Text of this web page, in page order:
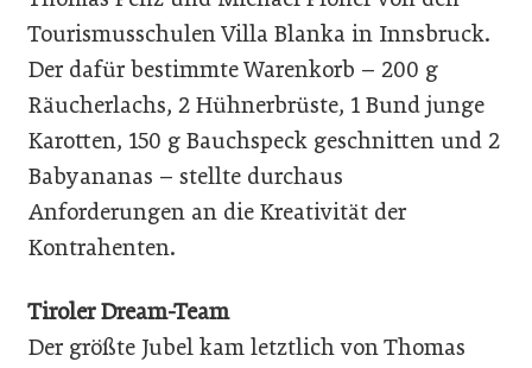
Tourismusschulen Villa Blanka in Innsbruck.
Der dafür bestimmte Warenkorb – 200 g
Räucherlachs, 2 Hühnerbrüste, 1 Bund junge
Karotten, 150 g Bauchspeck geschnitten und 2
Babyananas – stellte durchaus
Anforderungen an die Kreativität der
Kontrahenten.
Tiroler Dream-Team
Der größte Jubel kam letztlich von Thomas